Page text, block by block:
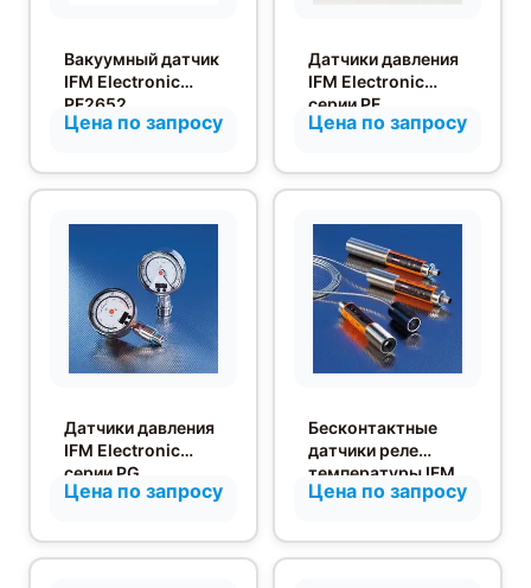
Вакуумный датчик
IFM Electronic
PF2652
Цена по запросу
Датчики давления
IFM Electronic
серии PF
Цена по запросу
Датчики давления
IFM Electronic
серии PG
Цена по запросу
Бесконтактные
датчики реле
температуры IFM
Electronic TW
Цена по запросу